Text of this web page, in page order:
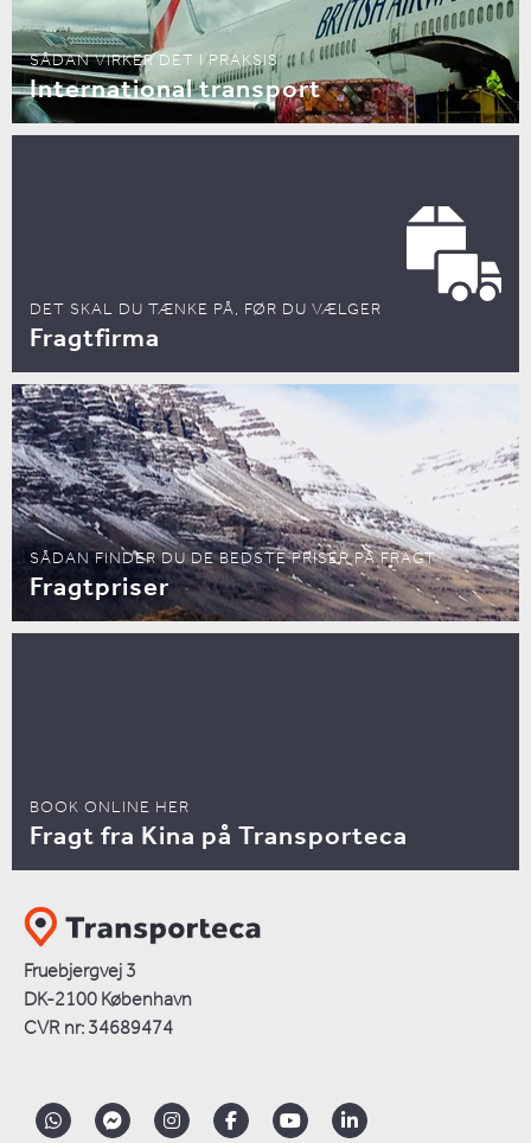
SÅDAN VIRKER DET I PRAKSIS
International transport
DET SKAL DU TÆNKE PÅ, FØR DU VÆLGER
Fragtfirma
SÅDAN FINDER DU DE BEDSTE PRISER PÅ FRAGT
Fragtpriser
BOOK ONLINE HER
Fragt fra Kina på Transporteca
Fruebjergvej 3
DK-2100 København
CVR nr: 34689474